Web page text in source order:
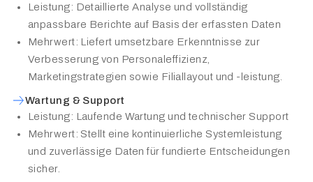
Leistung: Detaillierte Analyse und vollständig
anpassbare Berichte auf Basis der erfassten Daten
Mehrwert: Liefert umsetzbare Erkenntnisse zur
Verbesserung von Personaleffizienz,
Marketingstrategien sowie Filiallayout und -leistung.
Wartung & Support
Leistung: Laufende Wartung und technischer Support
Mehrwert: Stellt eine kontinuierliche Systemleistung
und zuverlässige Daten für fundierte Entscheidungen
sicher.